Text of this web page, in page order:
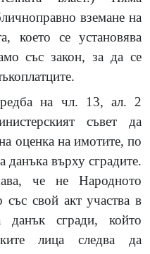
вземане на
което се установява
със закон, за да се
на чл. 13, ал. 2
съвет да
оценка на имотите, по
данъка върху сградите.
че не Народното
със свой акт участва в
данък сгради, който
лица следва да